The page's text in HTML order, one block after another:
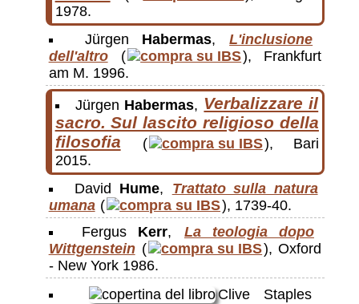
1978.
Jürgen Habermas, L'inclusione
dell'altro (
), Frankfurt
am M. 1996.
Jürgen Habermas, Verbalizzare il
sacro. Sul lascito religioso della
filosofia
(
), Bari
2015.
David Hume,
Trattato sulla natura
umana (
), 1739-40.
Fergus Kerr, La teologia dopo
Wittgenstein (
), Oxford
- New York 1986.
Clive Staples